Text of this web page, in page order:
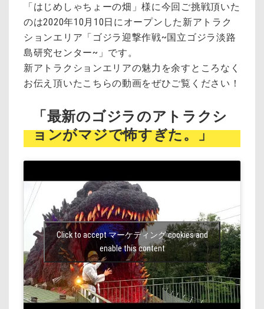
「はじめしゃちょーの畑」様に今回ご挑戦頂いた
のは2020年10月10日にオープンした新アトラク
ションエリア「ゴジラ迎撃作戦~国立ゴジラ淡路
島研究センター~ 」です。
新アトラクションエリアの魅力を余すところなく
お伝え頂いたこちらの動画をぜひご覧ください！
「最新のゴジラのアトラクシ
ョンがマジで怖すぎた。」
Click to accept マーケティング cookies and
enable this content